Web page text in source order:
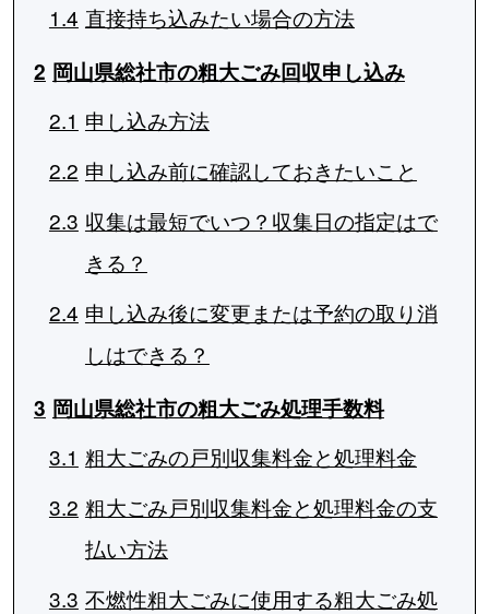
1.4 直接持ち込みたい場合の方法
2 岡山県総社市の粗大ごみ回収申し込み
2.1 申し込み方法
2.2 申し込み前に確認しておきたいこと
2.3 収集は最短でいつ？収集日の指定はで
きる？
2.4 申し込み後に変更または予約の取り消
しはできる？
3 岡山県総社市の粗大ごみ処理手数料
3.1 粗大ごみの戸別収集料金と処理料金
3.2 粗大ごみ戸別収集料金と処理料金の支
払い方法
3.3 不燃性粗大ごみに使用する粗大ごみ処